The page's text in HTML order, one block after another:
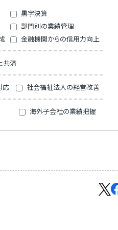
黒字決算
部門別の業績管理
金融機関からの信用力向上
共済
応 社会福祉法人の経営改善
海外子会社の業績把握